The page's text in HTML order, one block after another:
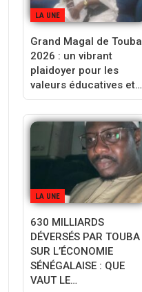
LA UNE
Grand Magal de Touba
2026 : un vibrant
plaidoyer pour les
valeurs éducatives et…
LA UNE
630 MILLIARDS
DÉVERSÉS PAR TOUBA
SUR L’ÉCONOMIE
SÉNÉGALAISE : QUE
VAUT LE…